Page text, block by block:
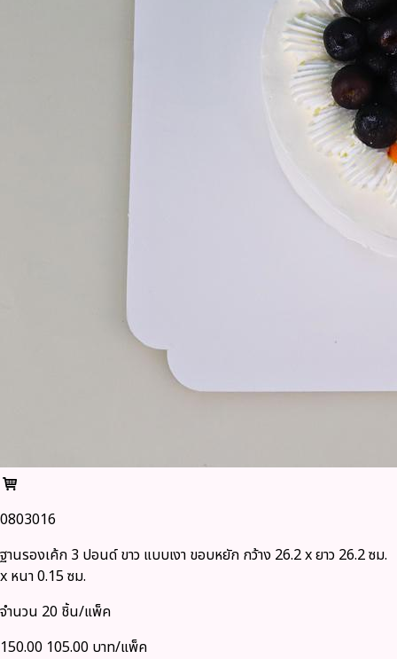
0803016
ฐานรองเค้ก 3 ปอนด์ ขาว แบบเงา ขอบหยัก กว้าง 26.2 x ยาว 26.2 ซม.
x หนา 0.15 ซม.
จำนวน 20 ชิ้น/แพ็ค
150.00 105.00 บาท/แพ็ค